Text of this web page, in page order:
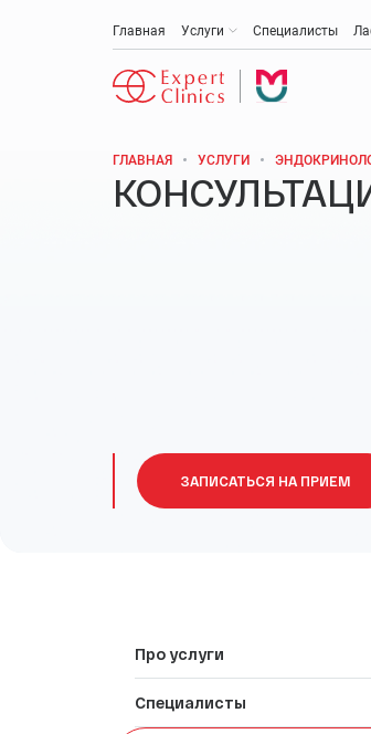
Главная Услуги Специалисты
Антивозрастная медицина
ГЛАВНАЯ УСЛУГИ
ЗАПИСАТЬСЯ НА ПРИЕМ
Про услуги
Специалисты